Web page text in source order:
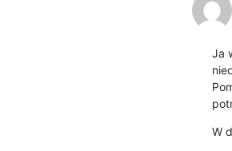
Ja
W